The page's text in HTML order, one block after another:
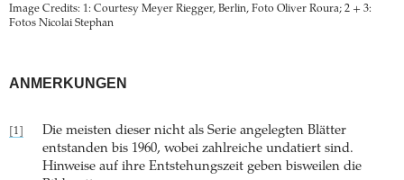
Image Credits: 1: Courtesy Meyer Riegger, Berlin, Foto Oliver Roura; 2 + 3:
Fotos Nicolai Stephan
ANMERKUNGEN
[1]
Die meisten dieser nicht als Serie angelegten Blätter
entstanden bis 1960, wobei zahlreiche undatiert sind.
Hinweise auf ihre Entstehungszeit geben bisweilen die